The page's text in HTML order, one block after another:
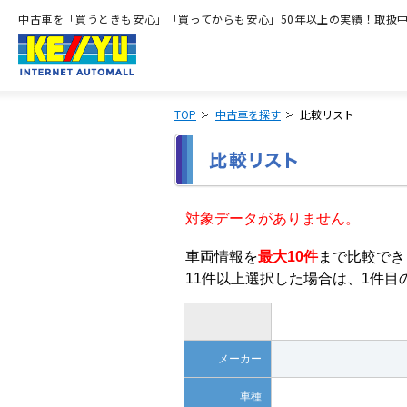
中古車を「買うときも安心」「買ってからも安心」50年以上の実績！取扱
TOP 中古車を探す 比較リスト
対象データがありません。
車両情報を最大10件まで比較で
11件以上選択した場合は、1件目
メーカー
車種